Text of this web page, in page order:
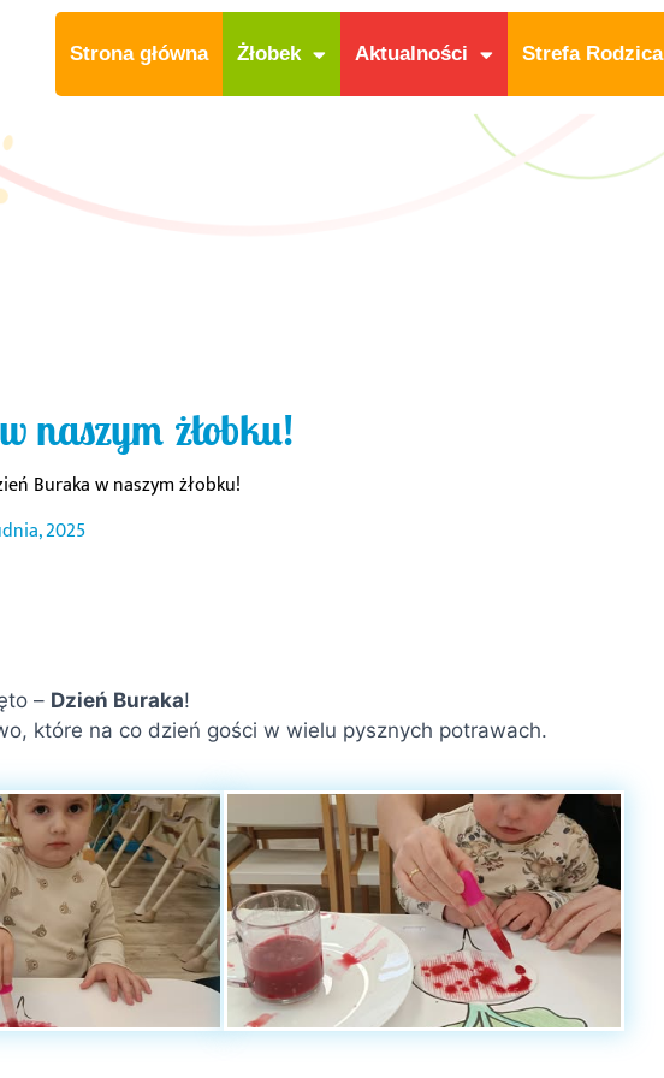
Strona główna Żłobek Aktualności Strefa Rodzica
naszym żłobku!
Buraka w naszym żłobku!
2025
– Dzień Buraka!
które na co dzień gości w wielu pysznych potrawach.